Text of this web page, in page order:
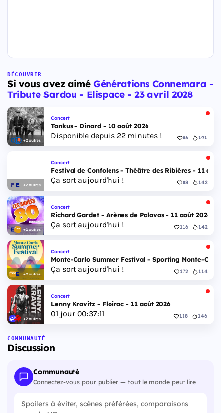
DÉCOUVRIR
Si vous avez aiméGénérations Connemara -
Tribute Sardou - Elispace - 23 avril 2028
+2 autres
Concert
Tankus - Dinard - 10 août 2026
Disponible depuis 22 minutes ! 86 191
+2 autres
Concert
Festival de Confolens - Théâtre des Ribières - 11
Ça sort aujourd'hui ! 88 142
+2 autres
Concert
Richard Gardet - Arènes de Palavas - 11 août 2026
Ça sort aujourd'hui ! 116 142
+2 autres
Concert
Monte-Carlo Summer Festival - Sporting Monte-
Ça sort aujourd'hui ! 172 114
+2 autres
Concert
Lenny Kravitz - Floirac - 11 août 2026
01 jour 00:37:10 118 146
COMMUNAUTÉ
Discussion
Communauté
Connectez-vous pour publier — tout le monde peut lire